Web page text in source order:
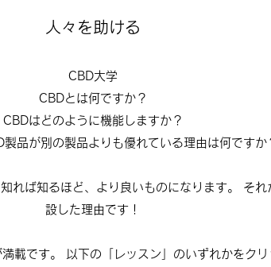
人々を助ける
CBD大学
CBDとは何ですか？
CBDはどのように機能しますか？
製品が別の製品よりも優れている理由は何ですか
れば知るほど、より良いものになります。 そ
設した理由です！
載です。 以下の「レッスン」のいずれかをク